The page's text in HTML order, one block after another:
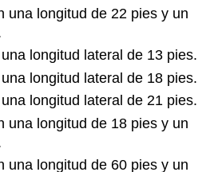
una longitud de 22 pies y un
longitud lateral de 13 pies.
longitud lateral de 18 pies.
longitud lateral de 21 pies.
una longitud de 18 pies y un
una longitud de 60 pies y un